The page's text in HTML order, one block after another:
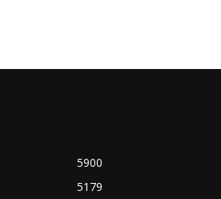
5900
5179